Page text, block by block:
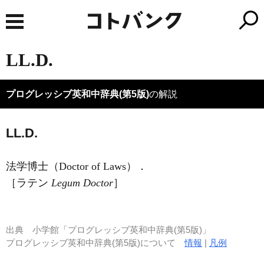
LL.D.
プログレッシブ英和中辞典(第5版)の解説
LL.D.
法学博士（Doctor of Laws）
．
［ラテン Legum Doctor］
出典 小学館「プログレッシブ英和中辞典(第5版)」
プログレッシブ英和中辞典(第5版)について情報 | 凡例